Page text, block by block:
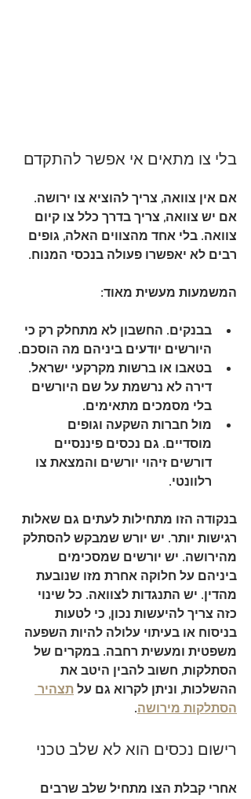
בלי צו מתאים אי אפשר להתקדם
אם אין צוואה, צריך להוציא צו ירושה.
אם יש צוואה, צריך בדרך כלל צו קיום
צוואה. בלי אחד מהצווים האלה, גופים
רבים לא יאפשרו פעולה בנכסי המנוח.
המשמעות מעשית מאוד:
בבנקים. החשבון לא מתחלק רק כי
היורשים יודעים ביניהם מה הוסכם.
בטאבו או ברשות מקרקעי ישראל.
דירה לא נרשמת על שם היורשים
בלי מסמכים מתאימים.
מול חברות השקעה וגופים
מוסדיים. גם נכסים פיננסיים
דורשים זיהוי יורשים והמצאת צו
רלוונטי.
בנקודה הזו מתחילות לעתים גם שאלות
רגישות יותר. יש יורש שמבקש להסתלק
מהירושה. יש יורשים שמסכימים
ביניהם על חלוקה אחרת מזו שנובעת
מהדין. יש התנגדות לצוואה. כל שינוי
כזה צריך להיעשות נכון, כי לטעות
בניסוח או בעיתוי עלולה להיות השפעה
משפטית ומעשית רחבה. במקרים של
הסתלקות, חשוב להבין היטב את
ההשלכות, וניתן לקרוא גם על תצהיר
הסתלקות מירושה.
רישום נכסים הוא לא שלב טכני
אחרי קבלת הצו מתחיל שלב שרבים